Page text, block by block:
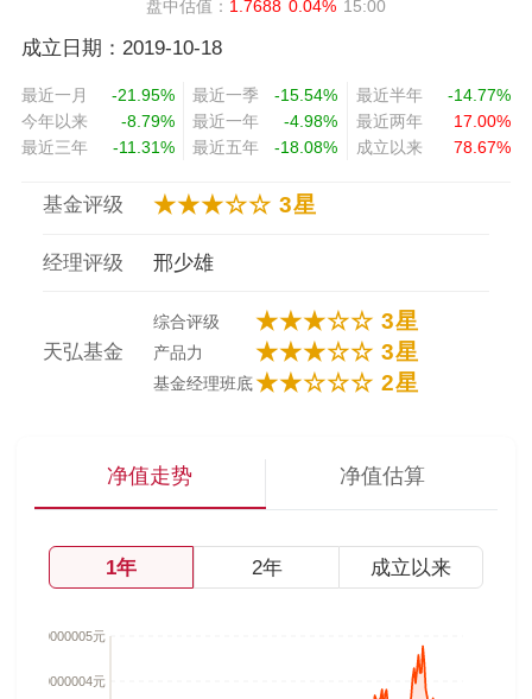
盘中估值： 1.7688 0.04% 15:00
成立日期：2019-10-18
最近一月 -21.95% 最近一季 -15.54% 最近半年
-14.77%
今年以来
-8.79% 最近一年 -4.98% 最近两年
17.00%
最近三年
-11.31% 最近五年 -18.08% 成立以来 78.67%
基金评级 ★★★☆☆ 3星
经理评级 邢少雄
天弘基金
综合评级 ★★★☆☆ 3星
产品力 ★★★☆☆ 3星
基金经理班底★★☆☆☆ 2星
净值走势 净值估算
1年 2年 成立以来